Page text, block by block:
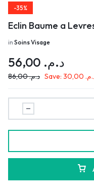
-35%
Eclin Baume a
in Soins Visage
د.م.
د.م.86,00 Save: